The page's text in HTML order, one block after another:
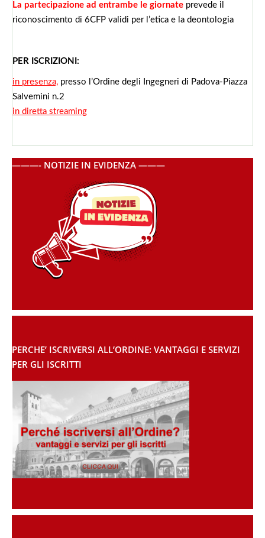
La partecipazione ad entrambe le giornate prevede il
riconoscimento di 6CFP validi per l’etica e la deontologia
PER ISCRIZIONI:
in presenza, presso l’Ordine degli Ingegneri di Padova-Piazza
Salvemini n.2
in diretta streaming
———- NOTIZIE IN EVIDENZA ———
PERCHE’ ISCRIVERSI ALL’ORDINE: VANTAGGI E SERVIZI
PER GLI ISCRITTI